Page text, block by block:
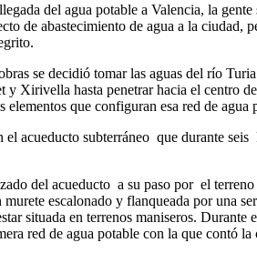
del agua potable a Valencia, la
de abastecimiento de agua a la ciudad,
se decidió tomar las aguas del río
y Xirivella hasta penetrar hacia el centro
elementos que configuran esa red de agua
el acueducto subterráneo que durante
del acueducto a su paso por el
murete escalonado y flanqueada por una
situada en terrenos maniseros.
red de agua potable con la que